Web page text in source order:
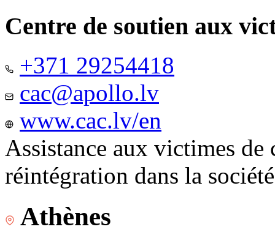
Centre de soutien aux
+371 29254418
cac@apollo.lv
www.cac.lv/en
Assistance aux victimes
réintégration dans la
Athènes